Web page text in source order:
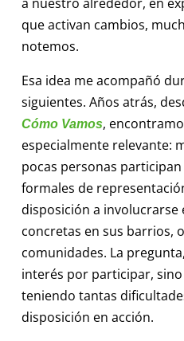
que activan cambios,
notemos.
Esa idea me acompañó
siguientes. Años atrás,
Cómo Vamos,
especialmente relevante:
pocas personas
formales de
disposición a involucrarse
concretas en sus barrios,
comunidades. La
interés por participar,
teniendo tantas
disposición en acción.